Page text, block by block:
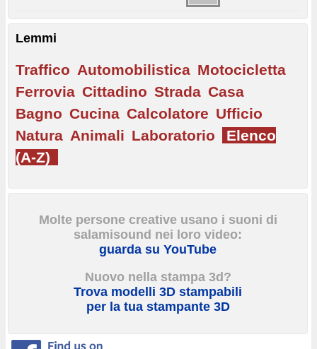
Lemmi
Traffico Automobilistica Motocicletta
Ferrovia Cittadino Strada Casa
Bagno Cucina Calcolatore Ufficio
Natura Animali Laboratorio
Elenco
(A-Z)
Molte persone creative usano i suoni di
salamisound nei loro video:
guarda su YouTube
Nuovo nella stampa 3d?
Trova modelli 3D stampabili
per la tua stampante 3D